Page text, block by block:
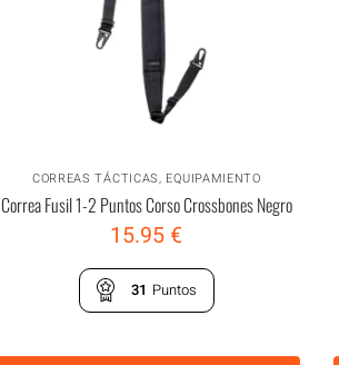
CORREAS TÁCTICAS, EQUIPAMIENTO
Correa Fusil 1-2 Puntos Corso Crossbones Negro
15.95 €
31 Puntos